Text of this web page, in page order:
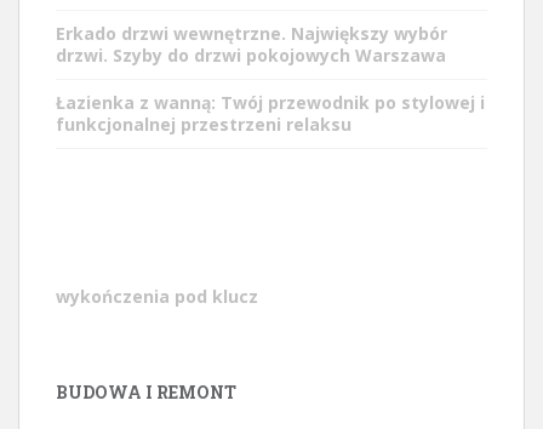
Erkado drzwi wewnętrzne. Największy wybór
drzwi. Szyby do drzwi pokojowych Warszawa
Łazienka z wanną: Twój przewodnik po stylowej i
funkcjonalnej przestrzeni relaksu
wykończenia pod klucz
BUDOWA I REMONT